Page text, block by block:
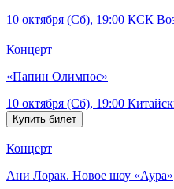
10 октября (Сб), 19:00 КСК
Концерт
«Папин Олимпос»
10 октября (Сб), 19:00
Концерт
Ани Лорак. Новое шоу «Аура»